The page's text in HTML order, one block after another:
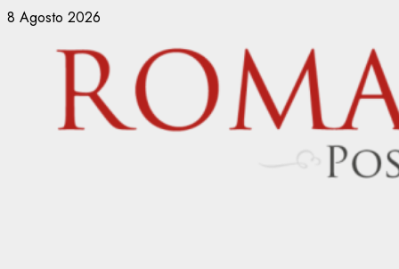
Vai
contenuto
8 Agosto 2026